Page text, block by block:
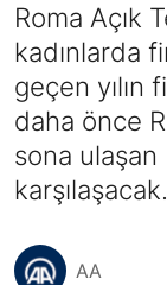
Roma Açık
kadınlarda
geçen yılın
daha önce
sona ulaşan
karşılaşacak.
AA